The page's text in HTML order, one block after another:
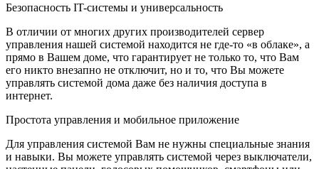
Безопасность IT-системы и универсальность
В отличии от многих других производителей сервер
управления нашей системой находится не где-то «в облаке», а
прямо в Вашем доме, что гарантирует не только то, что Вам
его никто внезапно не отключит, но и то, что Вы можете
управлять системой дома даже без наличия доступа в
интернет.
Простота управления и мобильное приложение
Для управления системой Вам не нужны специальные знания
и навыки. Вы можете управлять системой через выключатели,